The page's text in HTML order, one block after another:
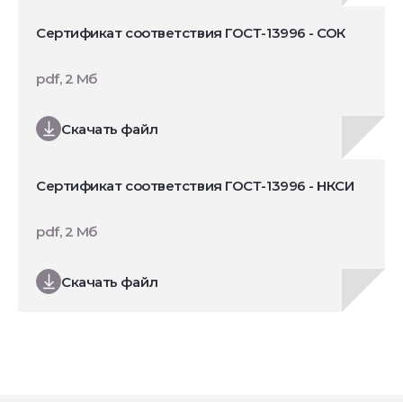
Сертификат соответствия ГОСТ-13996 - СОК
Скачать файл
pdf, 2 Мб
Сертификат соответствия ГОСТ-13996 - НКСИ
Скачать файл
pdf, 2 Мб